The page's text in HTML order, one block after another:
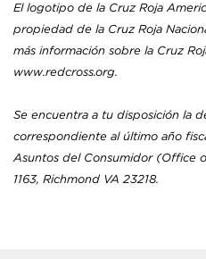
El logotipo de la Cruz Roja
propiedad de la Cruz Roja
más información sobre la Cruz
www.redcross.org.
Se encuentra a tu disposición la
correspondiente al último año
Asuntos del Consumidor (Office
1163, Richmond VA 23218.